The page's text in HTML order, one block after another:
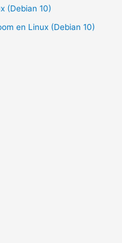
(Debian 10)
en Linux (Debian 10)